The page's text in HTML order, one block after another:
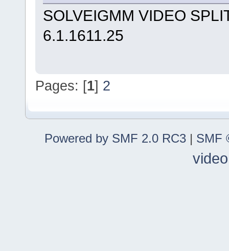
SOLVEIGMM VIDEO
6.1.1611.25
Pages: [1] 2
Powered by SMF 2.0 RC3 | SMF